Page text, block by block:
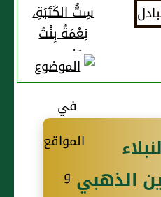
سِتُّ الكَتَبَةِ،
نِعْمَةُ بِنْتُ
عَلِيِّ بنِ
يَحْيَى بنِ
عَلِيِّ بنِ
الطَّرَّاحِ
الذهبي